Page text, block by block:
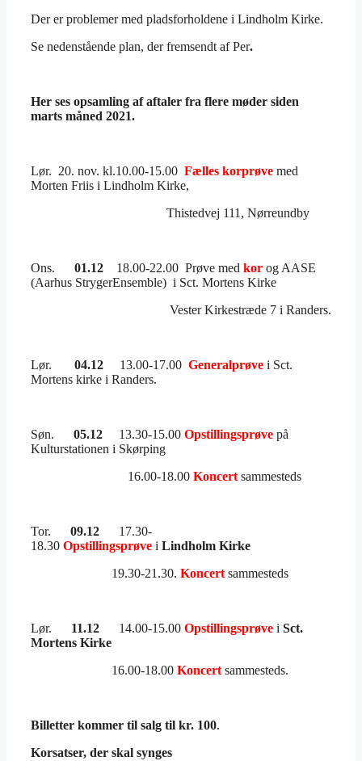
Der er problemer med pladsforholdene i Lindholm Kirke.
Se nedenstående plan, der fremsendt af Per.
Her ses opsamling af aftaler fra flere møder siden
marts måned 2021.
Lør. 20. nov. kl.10.00-15.00 Fælles korprøve med
Morten Friis i Lindholm Kirke,
Thistedvej 111, Nørreundby
Ons. 01.12 18.00-22.00 Prøve med kor og AASE
(Aarhus StrygerEnsemble) i Sct. Mortens Kirke
Vester Kirkestræde 7 i Randers.
Lør. 04.12 13.00-17.00 Generalprøve i Sct.
Mortens kirke i Randers.
Søn. 05.12 13.30-15.00 Opstillingsprøve på
Kulturstationen i Skørping
16.00-18.00 Koncert sammesteds
Tor. 09.12 17.30-
18.30 Opstillingsprøve i Lindholm Kirke
19.30-21.30. Koncert sammesteds
Lør. 11.12 14.00-15.00 Opstillingsprøve i Sct.
Mortens Kirke
16.00-18.00 Koncert sammesteds.
Billetter kommer til salg til kr. 100.
Korsatser, der skal synges